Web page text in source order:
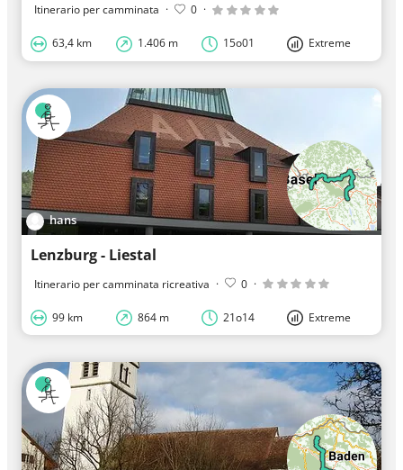
Itinerario per camminata · 0 ·
63,4 km 1.406 m 15o01 Extreme
hans
Lenzburg - Liestal
Itinerario per camminata ricreativa · 0 ·
99 km 864 m 21o14 Extreme